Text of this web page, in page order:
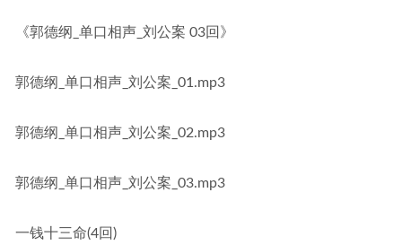
《郭德纲_单口相声_刘公案 03回》
郭德纲_单口相声_刘公案_01.mp3
郭德纲_单口相声_刘公案_02.mp3
郭德纲_单口相声_刘公案_03.mp3
一钱十三命(4回)